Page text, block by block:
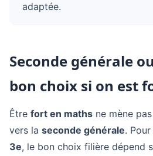
adaptée.
Seconde générale
bon choix si on est
Être fort en maths ne mène
vers la seconde générale. Pour
3e, le bon choix filière dépend